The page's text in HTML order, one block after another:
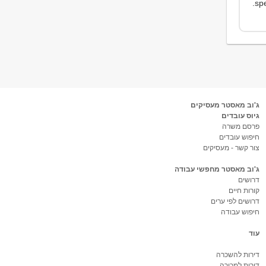
ג'וב מאסטר מעסיקים
גיוס עובדים
פרסם משרה
חיפוש עובדים
צור קשר - מעסיקים
ג'וב מאסטר מחפשי עבודה
דרושים
קורות חיים
דרושים לפי ערים
חיפוש עבודה
עוד
דירות להשכרה